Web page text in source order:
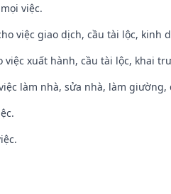
việc.
việc giao dịch, cầu tài lộc, kinh
việc xuất hành, cầu tài lộc, khai
làm nhà, sửa nhà, làm